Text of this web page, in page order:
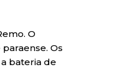
O
Os
bateria de